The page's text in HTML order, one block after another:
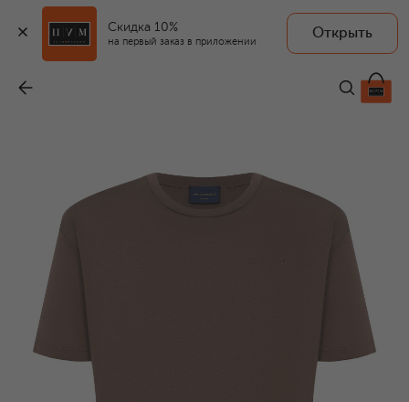
Скидка 10%
на первый заказ в приложении
Открыть
37 900 ₽